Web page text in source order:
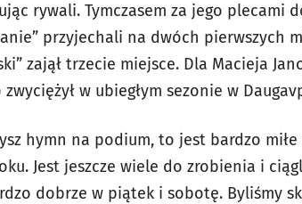
rywali. Tymczasem za jego plecami
przyjechali na dwóch pierwszych
zajął trzecie miejsce. Dla Macieja
w ubiegłym sezonie w
hymn na podium, to jest bardzo
Jest jeszcze wiele do zrobienia i
dobrze w piątek i sobotę. Byliśmy